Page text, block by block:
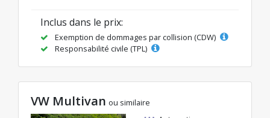
Inclus dans le prix:
Exemption de dommages par collision (CDW)
Responsabilité civile (TPL)
VW Multivan ou similaire